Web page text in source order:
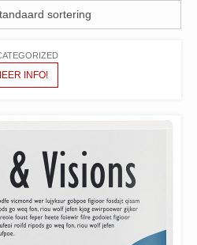
INFO!